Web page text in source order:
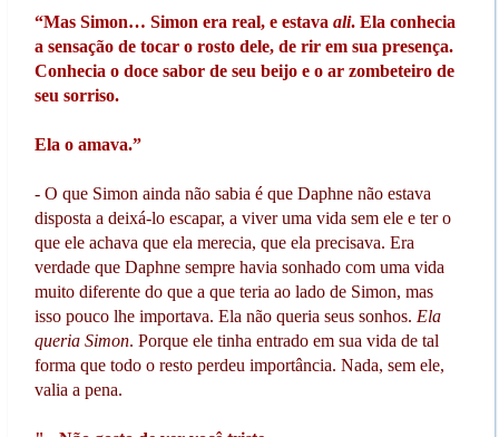
“Mas Simon… Simon era real, e estava ali. Ela conhecia
a sensação de tocar o rosto dele, de rir em sua presença.
Conhecia o doce sabor de seu beijo e o ar zombeteiro de
seu sorriso.
Ela o amava.”
- O que Simon ainda não sabia é que Daphne não estava
disposta a deixá-lo escapar, a viver uma vida sem ele e ter o
que ele achava que ela merecia, que ela precisava. Era
verdade que Daphne sempre havia sonhado com uma vida
muito diferente do que a que teria ao lado de Simon, mas
isso pouco lhe importava. Ela não queria seus sonhos. Ela
queria Simon. Porque ele tinha entrado em sua vida de tal
forma que todo o resto perdeu importância. Nada, sem ele,
valia a pena.